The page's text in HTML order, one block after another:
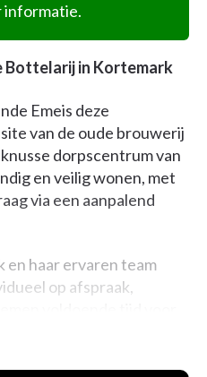
informatie.
Bottelarij in Kortemark
Emeis deze
van de oude brouwerij
dorpscentrum van
en veilig wonen, met
via een aanpalend
haar ervaren team
op afspraak,